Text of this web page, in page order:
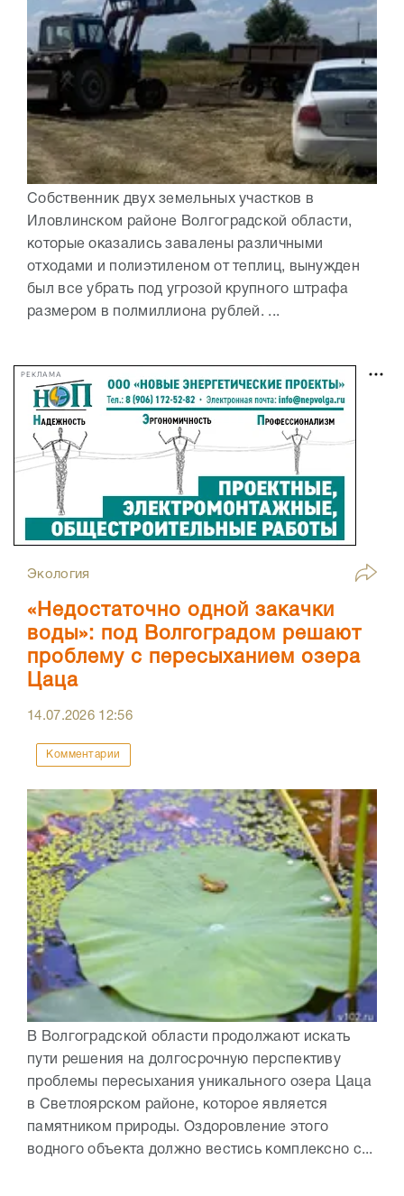
Собственник двух земельных участков в
Иловлинском районе Волгоградской области,
которые оказались завалены различными
отходами и полиэтиленом от теплиц, вынужден
был все убрать под угрозой крупного штрафа
размером в полмиллиона рублей. ...
РЕКЛАМА
Экология
«Недостаточно одной закачки
воды»: под Волгоградом решают
проблему с пересыханием озера
Цаца
14.07.2026 12:56
Комментарии
В Волгоградской области продолжают искать
пути решения на долгосрочную перспективу
проблемы пересыхания уникального озера Цаца
в Светлоярском районе, которое является
памятником природы. Оздоровление этого
водного объекта должно вестись комплексно с...